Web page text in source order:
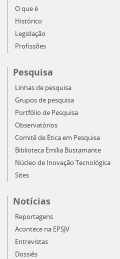
O que é
Histórico
Legislação
Profissões
Pesquisa
Linhas de pesquisa
Grupos de pesquisa
Portfólio de Pesquisa
Observatórios
Comitê de Ética em Pesquisa
Biblioteca Emília Bustamante
Núcleo de Inovação Tecnológica
Sites
Notícias
Reportagens
Acontece na EPSJV
Entrevistas
Dossiês